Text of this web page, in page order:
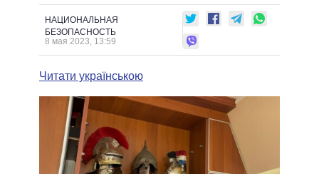
ГЛАВЫ ОБЛАДМИНИСТРАЦИЙ
МЭРЫ
ВСЕ ПЕРСОНЫ
СРАВНЕНИЕ ПОЛИТИКОВ
НАЦИОНАЛЬНАЯ
БЕЗОПАСНОСТЬ
8 мая 2023, 13:59
Читати українською